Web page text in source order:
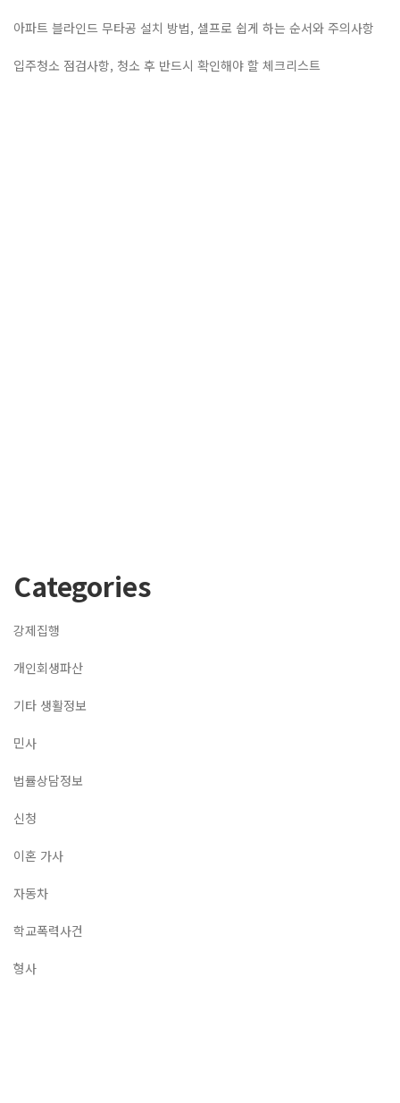
아파트 블라인드 무타공 설치 방법, 셀프로 쉽게 하는 순서와 주의사항
입주청소 점검사항, 청소 후 반드시 확인해야 할 체크리스트
Categories
강제집행
개인회생파산
기타 생활정보
민사
법률상담정보
신청
이혼 가사
자동차
학교폭력사건
형사